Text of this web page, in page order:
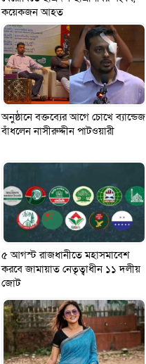
কয়েকজন আহত
অনুষ্ঠানে বক্তব্যের আগে চোখে ব্যান্ডেজ
বাঁধলেন নাসীরুদ্দীন পাটওয়ারী
৫ আগস্ট রাজধানীতে মহাসমাবেশ
করবে জামায়াত নেতৃত্বাধীন ১১ দলীয়
জোট